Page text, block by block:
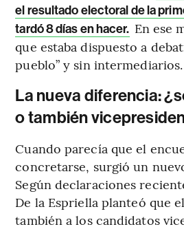
el resultado electoral de la
tardó 8 días en hacer. En ese
que estaba dispuesto a
pueblo” y sin intermediarios.
La nueva diferencia:
o también
Cuando parecía que el
concretarse, surgió un
Según declaraciones
De la Espriella planteó que
también a los candidatos